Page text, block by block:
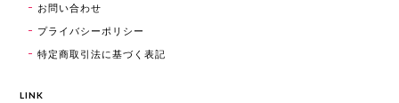
お問い合わせ
プライバシーポリシー
特定商取引法に基づく表記
LINK